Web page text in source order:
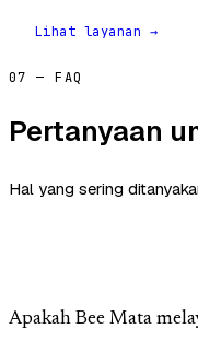
Lihat layanan →
07 — FAQ
Pertanyaan
Hal yang sering
Apakah Bee Mata